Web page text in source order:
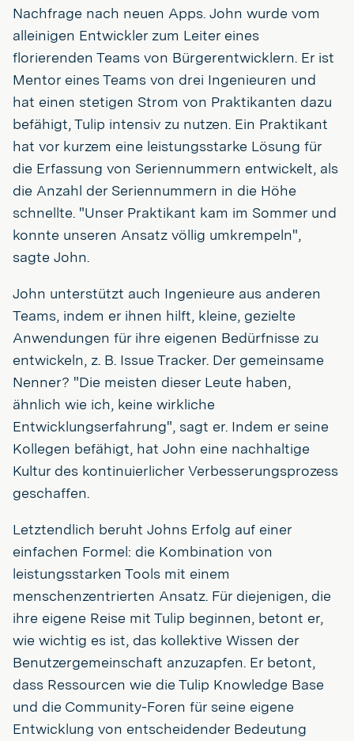
Nachfrage nach neuen Apps. John wurde vom
alleinigen Entwickler zum Leiter eines
florierenden Teams von Bürgerentwicklern. Er ist
Mentor eines Teams von drei Ingenieuren und
hat einen stetigen Strom von Praktikanten dazu
befähigt, Tulip intensiv zu nutzen. Ein Praktikant
hat vor kurzem eine leistungsstarke Lösung für
die Erfassung von Seriennummern entwickelt, als
die Anzahl der Seriennummern in die Höhe
schnellte. "Unser Praktikant kam im Sommer und
konnte unseren Ansatz völlig umkrempeln",
sagte John.
John unterstützt auch Ingenieure aus anderen
Teams, indem er ihnen hilft, kleine, gezielte
Anwendungen für ihre eigenen Bedürfnisse zu
entwickeln, z. B. Issue Tracker. Der gemeinsame
Nenner? "Die meisten dieser Leute haben,
ähnlich wie ich, keine wirkliche
Entwicklungserfahrung", sagt er. Indem er seine
Kollegen befähigt, hat John eine nachhaltige
Kultur des kontinuierlicher Verbesserungsprozess
geschaffen.
Letztendlich beruht Johns Erfolg auf einer
einfachen Formel: die Kombination von
leistungsstarken Tools mit einem
menschenzentrierten Ansatz. Für diejenigen, die
ihre eigene Reise mit Tulip beginnen, betont er,
wie wichtig es ist, das kollektive Wissen der
Benutzergemeinschaft anzuzapfen. Er betont,
dass Ressourcen wie die Tulip Knowledge Base
und die Community-Foren für seine eigene
Entwicklung von entscheidender Bedeutung